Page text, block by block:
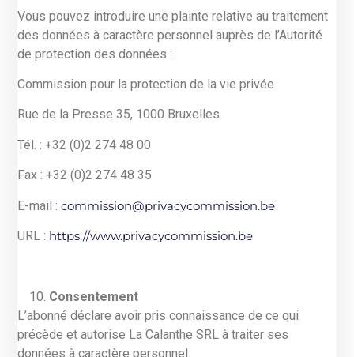
Vous pouvez introduire une plainte relative au traitement
des données à caractère personnel auprès de l’Autorité
de protection des données :
Commission pour la protection de la vie privée
Rue de la Presse 35, 1000 Bruxelles
Tél. : +32 (0)2 274 48 00
Fax : +32 (0)2 274 48 35
E-mail :commission@privacycommission.be
URL : https://www.privacycommission.be
Consentement
L’abonné déclare avoir pris connaissance de ce qui
précède et autorise La Calanthe SRL à traiter ses
données à caractère personnel.